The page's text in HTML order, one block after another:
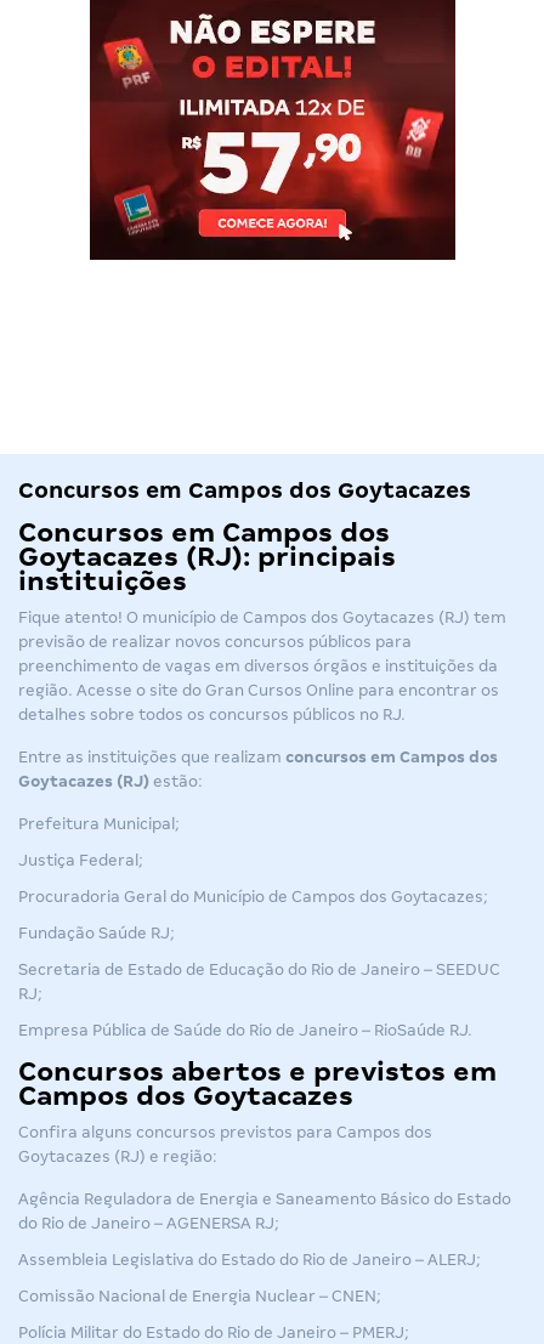
Concursos em Campos dos Goytacazes
Concursos em Campos dos
Goytacazes (RJ): principais
instituições
Fique atento! O município de Campos dos Goytacazes (RJ) tem
previsão de realizar novos concursos públicos para
preenchimento de vagas em diversos órgãos e instituições da
região. Acesse o site do Gran Cursos Online para encontrar os
detalhes sobre todos os concursos públicos no RJ.
Entre as instituições que realizam concursos em Campos dos
Goytacazes (RJ) estão:
Prefeitura Municipal;
Justiça Federal;
Procuradoria Geral do Município de Campos dos Goytacazes;
Fundação Saúde RJ;
Secretaria de Estado de Educação do Rio de Janeiro – SEEDUC
RJ;
Empresa Pública de Saúde do Rio de Janeiro – RioSaúde RJ.
Concursos abertos e previstos em
Campos dos Goytacazes
Confira alguns concursos previstos para Campos dos
Goytacazes (RJ) e região:
Agência Reguladora de Energia e Saneamento Básico do Estado
do Rio de Janeiro – AGENERSA RJ;
Assembleia Legislativa do Estado do Rio de Janeiro – ALERJ;
Comissão Nacional de Energia Nuclear – CNEN;
Polícia Militar do Estado do Rio de Janeiro – PMERJ;